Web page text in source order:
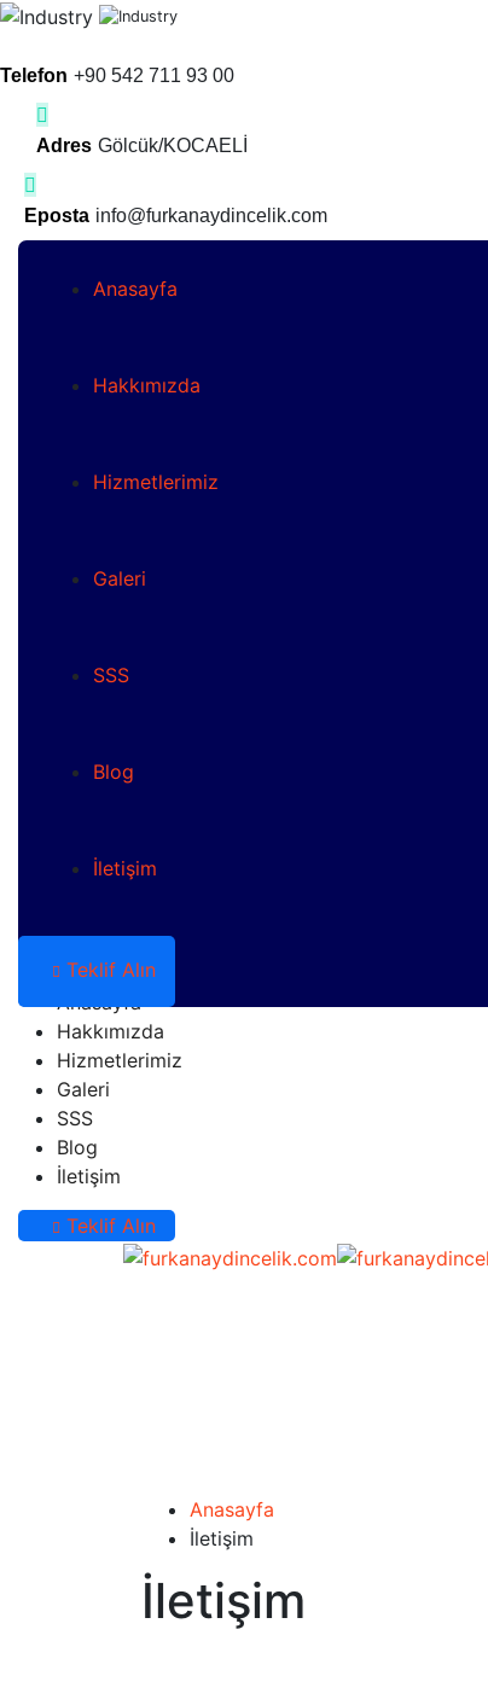
Telefon +90 542 711 93 00
Adres Gölcük/KOCAELİ
Eposta info@furkanaydincelik.com
Anasayfa
Hakkımızda
Hizmetlerimiz
Galeri
SSS
Blog
İletişim
Teklif Alın
Anasayfa
Hakkımızda
Hizmetlerimiz
Galeri
SSS
Blog
İletişim
Teklif Alın
Anasayfa
İletişim
İletişim